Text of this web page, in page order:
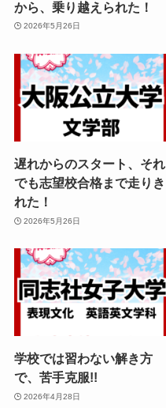
から、乗り越えられた！
2026年5月26日
遅れからのスタート、それ
でも志望校合格まで走りき
れた！
2026年5月26日
学校では習わない解き方
で、苦手克服!!
2026年4月28日